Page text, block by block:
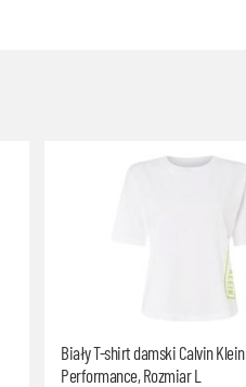
Biały T-shirt damski Calvin Klein
Performance, Rozmiar L